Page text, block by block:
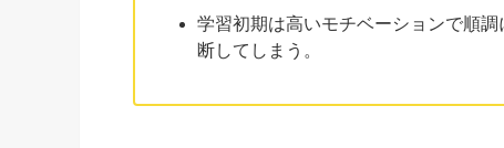
学習初期は高いモチベーションで順
断してしまう。